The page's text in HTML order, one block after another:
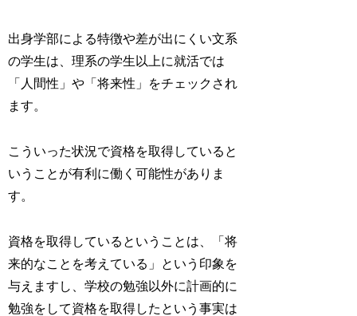
出身学部による特徴や差が出にくい文系
の学生は、理系の学生以上に就活では
「人間性」や「将来性」をチェックされ
ます。
こういった状況で資格を取得していると
いうことが有利に働く可能性がありま
す。
資格を取得しているということは、「将
来的なことを考えている」という印象を
与えますし、学校の勉強以外に計画的に
勉強をして資格を取得したという事実は